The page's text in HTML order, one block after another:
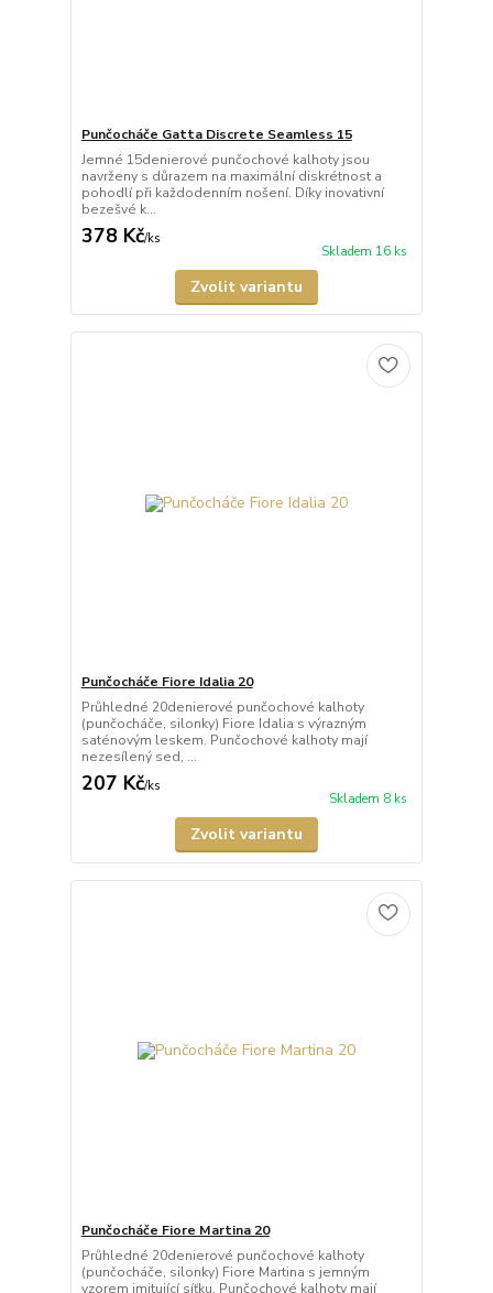
Punčocháče Gatta Discrete Seamless 15
Jemné 15denierové punčochové kalhoty jsou
navrženy s důrazem na maximální diskrétnost a
pohodlí při každodenním nošení. Díky inovativní
bezešvé k...
378 Kč/ks
Skladem 16 ks
Zvolit variantu
Punčocháče Fiore Idalia 20
Průhledné 20denierové punčochové kalhoty
(punčocháče, silonky) Fiore Idalia s výrazným
saténovým leskem. Punčochové kalhoty mají
nezesílený sed, ...
207 Kč/ks
Skladem 8 ks
Zvolit variantu
Punčocháče Fiore Martina 20
Průhledné 20denierové punčochové kalhoty
(punčocháče, silonky) Fiore Martina s jemným
vzorem imitující síťku. Punčochové kalhoty mají